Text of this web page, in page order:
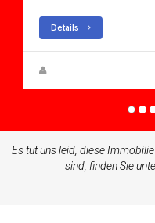
Details
Es tut uns leid, diese
sind, finden Sie